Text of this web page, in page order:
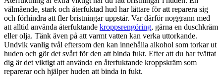
välmående, stark och återfuktad hud har lättare för att reparera sig
och förhindra att fler bristningar uppstår. Var därför noggrann med
att alltid använda återfuktande kroppsrengöring, gärna en duschkräm
eller olja. Tänk även på att varmt vatten kan verka uttorkande.
Undvik vanlig tvål eftersom den kan innehålla alkohol som torkar ut
huden och gör det svårt för den att binda fukt. Efter att du har tvättat
dig är det viktigt att använda en återfuktande kroppskräm som
reparerar och hjälper huden att binda in fukt.